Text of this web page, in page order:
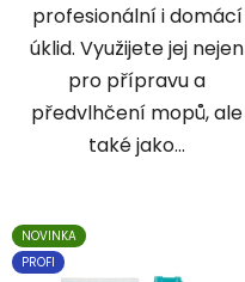
profesionální i domácí
úklid. Využijete jej nejen
pro přípravu a
předvlhčení mopů, ale
také jako...
NOVINKA
PROFI